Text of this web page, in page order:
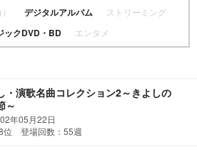
デジタルアルバム ストリーミング
ックDVD・BD エンタメ
・演歌名曲コレクション2～きよしの
～
年05月22日
位 登場回数：55週